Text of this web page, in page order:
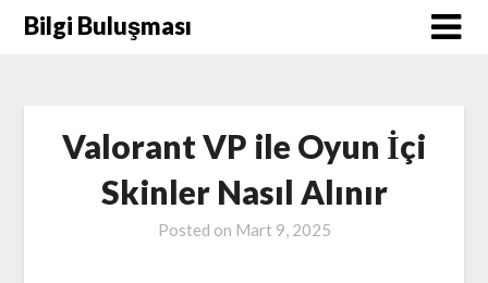
SkipBilgi Buluşması
Valorant VP ile Oyun İçi
Skinler Nasıl Alınır
Posted on Mart 9, 2025